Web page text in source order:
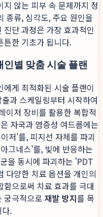
않는 피부 속 문제까지 정
종류, 심각도, 주요 원인을
단 과정은 가장 효과적인
튼한 기초가 됩니다.
별 맞춤 시술 플랜
게 최적화된 시술 플랜이
과 스케일링부터 시작하여
이저 장비를 활용한 복합적
자국과 염증성 여드름에는
저'를, 피지선 자체를 파괴
그네스'를, 빛에 반응하는
을 동시에 파괴하는 'PDT
다양한 치료 옵션을 개인의
으로써 치료 효과를 극대
궁극적으로 재발 방지를 목
.